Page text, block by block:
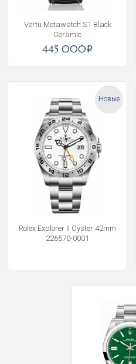
Vertu Metawatch S1 Black
Ceramic
445 000i
Новые
Rolex Explorer II Oyster 42mm
226570-0001